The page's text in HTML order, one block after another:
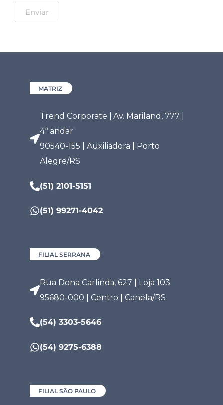
MATRIZ
Trend Corporate | Av. Mariland, 777 |
4º andar
90540-155 | Auxiliadora | Porto
Alegre/RS
(51) 2101-5151
(51) 99271-4042
FILIAL SERRANA
Rua Dona Carlinda, 627 | Loja 103
95680-000 | Centro | Canela/RS
(54) 3303-5646
(54) 9275-6388
FILIAL SÃO PAULO